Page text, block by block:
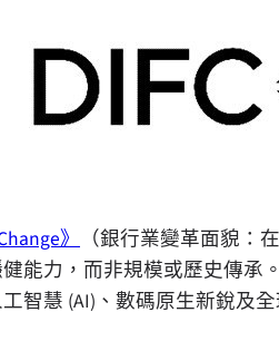
》 （銀行業變革面貌：
能力，而非規模或歷史傳承
智慧 (AI)、數碼原生新銳及